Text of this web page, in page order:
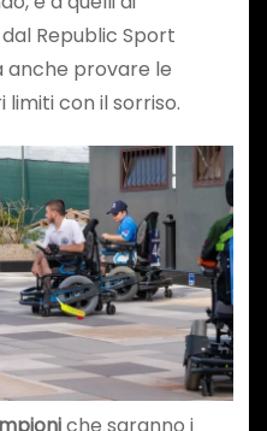
Republic Sport
anche provare le
con il sorriso.